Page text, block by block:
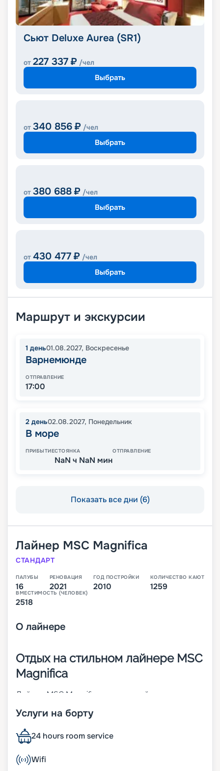
Сьют Deluxe Aurea (SR1)
от 227 337 ₽ /чел
Выбрать
от 340 856 ₽ /чел
Выбрать
от 380 688 ₽ /чел
Выбрать
от 430 477 ₽ /чел
Выбрать
Маршрут и экскурсии
1 день01.08.2027, Воскресенье
Варнемюнде
ОТПРАВЛЕНИЕ
17:00
2 день02.08.2027, Понедельник
В море
ПРИБЫТИЕСТОЯНКА
NaN ч NaN мин
ОТПРАВЛЕНИЕ
Показать все дни (6)
Лайнер MSC Magnifica
СТАНДАРТ
ПАЛУБЫ
16
РЕНОВАЦИЯ
2021
ГОД ПОСТРОЙКИ
2010
КОЛИЧЕСТВО КАЮТ
1259
ВМЕСТИМОСТЬ (ЧЕЛОВЕК)
2518
О лайнере
Отдых на стильном лайнере MSC
Magnifica
Лайнер MSC Magnifica – четвертый
в 2010 году, а через 11 лет проведена его
корабля дополняется стильными интерьерами.
Всего на борту предусмотрено 1 259 кают разных
категорий. Другие характеристики:
• ширина – 32 м;
Услуги на борту
24 hours room service
Wifi